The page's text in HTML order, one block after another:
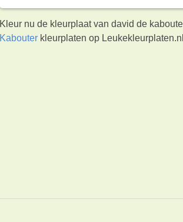
Kleur nu de kleurplaat van david de
Kabouter kleurplaten op Leukekleurplaten.nl